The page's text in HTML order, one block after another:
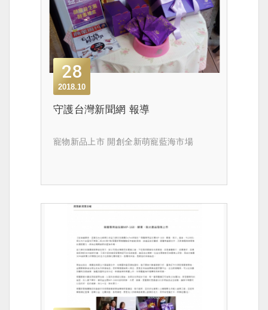
28
2018.10
守護台灣新聞網 報導
寵物新品上市 開創全新萌寵藍海市場